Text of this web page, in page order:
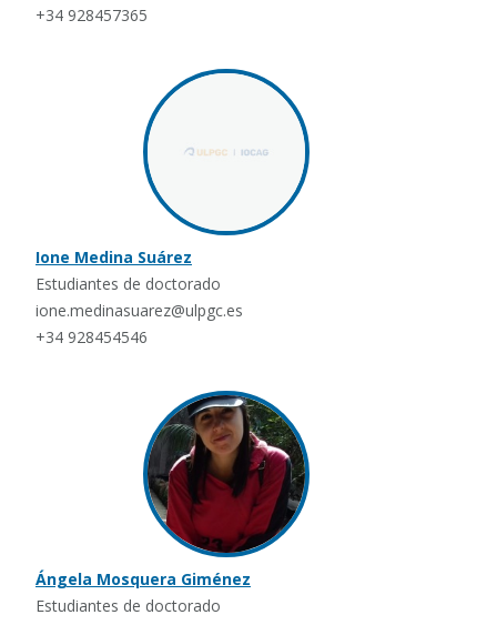
+34 928457365
Ione Medina Suárez
Estudiantes de doctorado
ione.medinasuarez@ulpgc.es
+34 928454546
Ángela Mosquera Giménez
Estudiantes de doctorado